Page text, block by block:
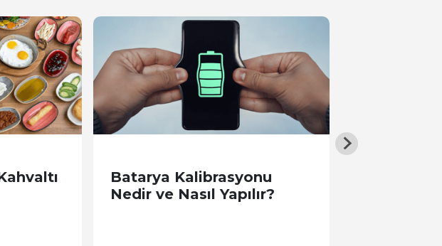
Batarya Kalibrasyonu
Nedir ve Nasıl Yapılır?